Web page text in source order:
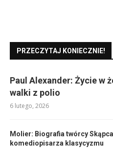
PRZECZYTAJ KONIECZNIE!
Paul Alexander: Życie w
walki z polio
6 lutego, 2026
Molier: Biografia twórcy
komediopisarza klasycyzmu